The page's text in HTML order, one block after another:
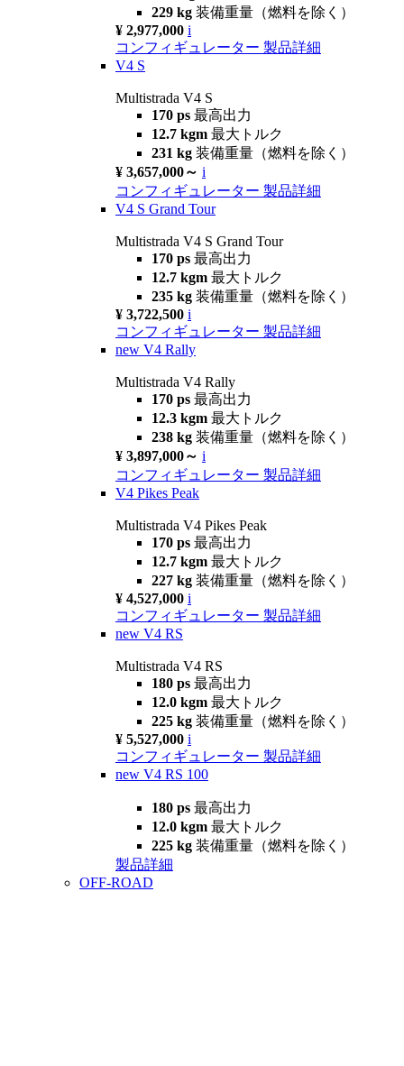
229 kg 装備重量（燃料を除く）
¥ 2,977,000 i
コンフィギュレーター 製品詳細
V4 S
Multistrada V4 S
170 ps 最高出力
12.7 kgm 最大トルク
231 kg 装備重量（燃料を除く）
¥ 3,657,000～ i
コンフィギュレーター 製品詳細
V4 S Grand Tour
Multistrada V4 S Grand Tour
170 ps 最高出力
12.7 kgm 最大トルク
235 kg 装備重量（燃料を除く）
¥ 3,722,500 i
コンフィギュレーター 製品詳細
new V4 Rally
Multistrada V4 Rally
170 ps 最高出力
12.3 kgm 最大トルク
238 kg 装備重量（燃料を除く）
¥ 3,897,000～ i
コンフィギュレーター 製品詳細
V4 Pikes Peak
Multistrada V4 Pikes Peak
170 ps 最高出力
12.7 kgm 最大トルク
227 kg 装備重量（燃料を除く）
¥ 4,527,000 i
コンフィギュレーター 製品詳細
new V4 RS
Multistrada V4 RS
180 ps 最高出力
12.0 kgm 最大トルク
225 kg 装備重量（燃料を除く）
¥ 5,527,000 i
コンフィギュレーター 製品詳細
new V4 RS 100
180 ps 最高出力
12.0 kgm 最大トルク
225 kg 装備重量（燃料を除く）
製品詳細
OFF-ROAD